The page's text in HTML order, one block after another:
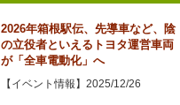
2026年箱根駅伝、先導車など、陰
の立役者といえるトヨタ運営車両
が「全車電動化」へ
【イベント情報】2025/12/26